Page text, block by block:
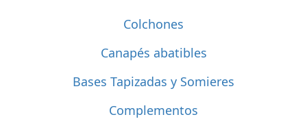
Colchones
Canapés abatibles
Bases Tapizadas y Somieres
Complementos